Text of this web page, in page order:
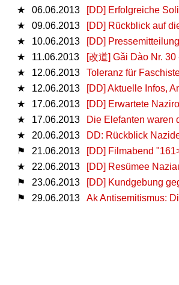
★
06.06.2013
[DD] Erfolgreiche
★
09.06.2013
[DD] Rückblick auf
★
10.06.2013
[DD]
★
11.06.2013
[改道] Gǎi Dào Nr.
★
12.06.2013
Toleranz für
★
12.06.2013
[DD] Aktuelle Infos,
★
17.06.2013
[DD] Erwartete
★
17.06.2013
Die Elefanten waren
★
20.06.2013
DD: Rückblick
⚑
21.06.2013
[DD] Filmabend
★
22.06.2013
[DD] Resümee
⚑
23.06.2013
[DD] Kundgebung
⚑
29.06.2013 Ak Antisemitismus: